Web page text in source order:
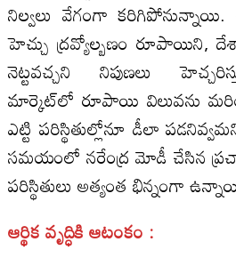
నిల్వలు వేగంగా
హెచ్చు ద్రవ్యోల్బణం రూపాయిని,
నెట్టవచ్చని నిపుణలు
మార్కెట్‌లో రూపాయి విలువను
ఎట్టి పరిస్థితుల్లోనూ డీలా
సమయంలో నరేంద్ర మోడీ చేసిన
పరిస్థితులు అత్యంత భిన్నంగా
ఆర్థిక వృద్ధికి ఆటంకం :